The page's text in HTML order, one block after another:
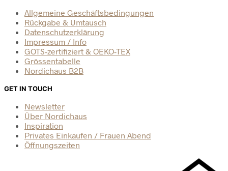
Allgemeine Geschäftsbedingungen
Rückgabe & Umtausch
Datenschutzerklärung
Impressum / Info
GOTS-zertifiziert & OEKO-TEX
Grössentabelle
Nordichaus B2B
GET IN TOUCH
Newsletter
Über Nordichaus
Inspiration
Privates Einkaufen / Frauen Abend
Öffnungszeiten